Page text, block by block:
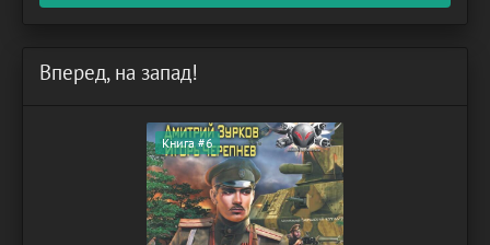
Вперед, на запад!
Книга #6